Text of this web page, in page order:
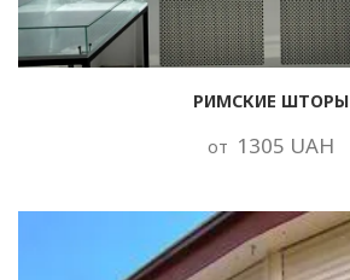
РИМСКИЕ ШТОРЫ
от 1305 UAH